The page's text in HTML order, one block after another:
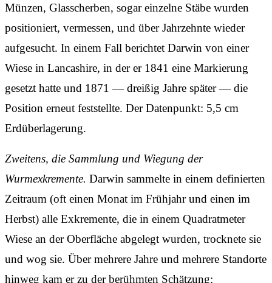
Münzen, Glasscherben, sogar einzelne Stäbe wurden
positioniert, vermessen, und über Jahrzehnte wieder
aufgesucht. In einem Fall berichtet Darwin von einer
Wiese in Lancashire, in der er 1841 eine Markierung
gesetzt hatte und 1871 — dreißig Jahre später — die
Position erneut feststellte. Der Datenpunkt: 5,5 cm
Erdüberlagerung.
Zweitens, die Sammlung und Wiegung der
Wurmexkremente. Darwin sammelte in einem definierten
Zeitraum (oft einen Monat im Frühjahr und einen im
Herbst) alle Exkremente, die in einem Quadratmeter
Wiese an der Oberfläche abgelegt wurden, trocknete sie
und wog sie. Über mehrere Jahre und mehrere Standorte
hinweg kam er zu der berühmten Schätzung: